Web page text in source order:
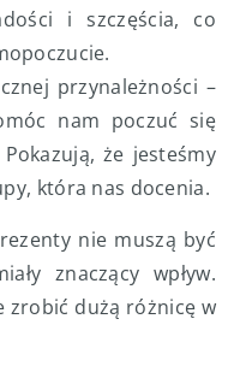
i szczęścia, co
przynależności –
nam poczuć się
że jesteśmy
która nas docenia.
nie muszą być
znaczący wpływ.
zrobić dużą różnicę w